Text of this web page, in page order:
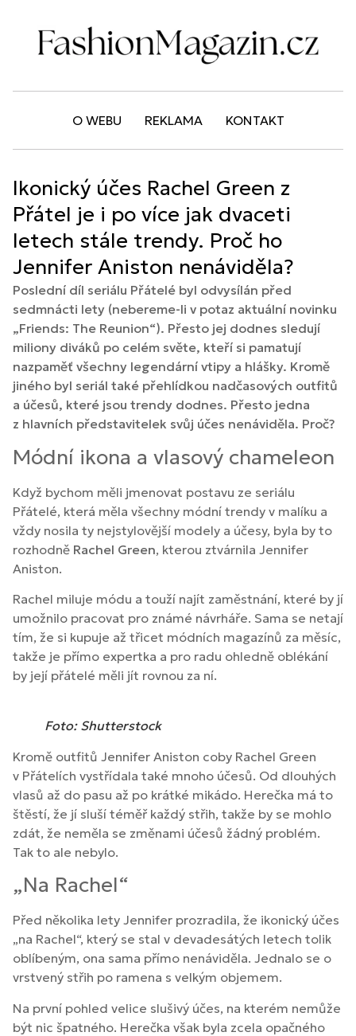
O WEBU REKLAMA KONTAKT
Ikonický účes Rachel Green z
Přátel je i po více jak dvaceti
letech stále trendy. Proč ho
Jennifer Aniston nenáviděla?
Poslední díl seriálu Přátelé byl odvysílán před
sedmnácti lety (nebereme-li v potaz aktuální novinku
„Friends: The Reunion“). Přesto jej dodnes sledují
miliony diváků po celém světe, kteří si pamatují
nazpaměť všechny legendární vtipy a hlášky. Kromě
jiného byl seriál také přehlídkou nadčasových outfitů
a účesů, které jsou trendy dodnes. Přesto jedna
z hlavních představitelek svůj účes nenáviděla. Proč?
Módní ikona a vlasový chameleon
Když bychom měli jmenovat postavu ze seriálu
Přátelé, která měla všechny módní trendy v malíku a
vždy nosila ty nejstylovější modely a účesy, byla by to
rozhodně Rachel Green, kterou ztvárnila Jennifer
Aniston.
Rachel miluje módu a touží najít zaměstnání, které by jí
umožnilo pracovat pro známé návrháře. Sama se netají
tím, že si kupuje až třicet módních magazínů za měsíc,
takže je přímo expertka a pro radu ohledně oblékání
by její přátelé měli jít rovnou za ní.
Foto: Shutterstock
Kromě outfitů Jennifer Aniston coby Rachel Green
v Přátelích vystřídala také mnoho účesů. Od dlouhých
vlasů až do pasu až po krátké mikádo. Herečka má to
štěstí, že jí sluší téměř každý střih, takže by se mohlo
zdát, že neměla se změnami účesů žádný problém.
Tak to ale nebylo.
„Na Rachel“
Před několika lety Jennifer prozradila, že ikonický účes
„na Rachel“, který se stal v devadesátých letech tolik
oblíbeným, ona sama přímo nenáviděla. Jednalo se o
vrstvený střih po ramena s velkým objemem.
Na první pohled velice slušivý účes, na kterém nemůže
být nic špatného. Herečka však byla zcela opačného